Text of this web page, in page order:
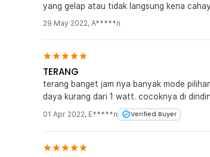
yang gelap atau tidak langsung kena
29 May 2022, A*****n
TERANG
terang banget jam nya banyak mode
daya kurang dari 1 watt. cocoknya di
01 Apr 2022, E*****n Verified Buyer